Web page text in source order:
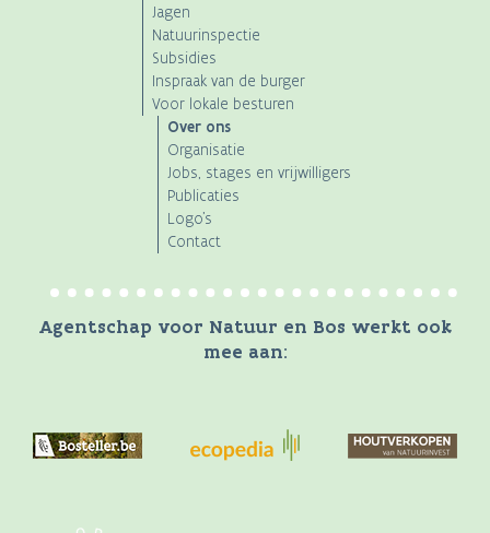
Jagen
Natuurinspectie
Subsidies
Inspraak van de burger
Voor lokale besturen
Over ons
Organisatie
Jobs, stages en vrijwilligers
Publicaties
Logo's
Contact
Agentschap voor Natuur en Bos werkt ook
mee aan: